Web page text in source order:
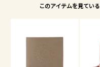
このアイテムを見てい